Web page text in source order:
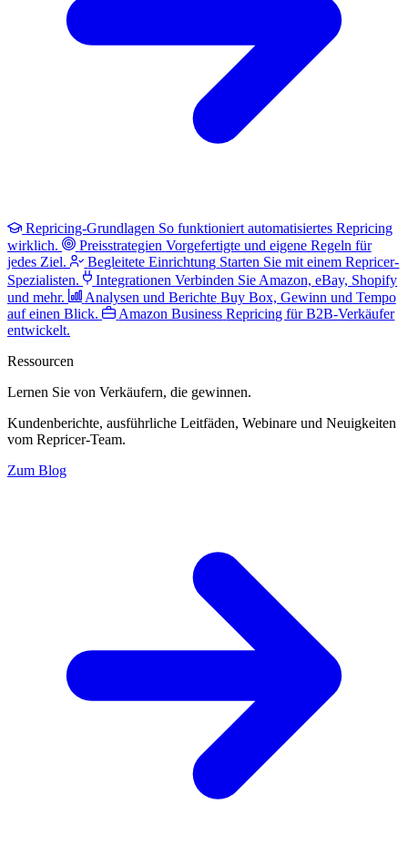
Repricing-Grundlagen So funktioniert automatisiertes Repricing
wirklich.
Preisstrategien Vorgefertigte und eigene Regeln für
jedes Ziel.
Begleitete Einrichtung Starten Sie mit einem Repricer-
Spezialisten.
Integrationen Verbinden Sie Amazon, eBay, Shopify
und mehr.
Analysen und Berichte Buy Box, Gewinn und Tempo
auf einen Blick.
Amazon Business Repricing für B2B-Verkäufer
entwickelt.
Ressourcen
Lernen Sie von Verkäufern, die gewinnen.
Kundenberichte, ausführliche Leitfäden, Webinare und Neuigkeiten
vom Repricer-Team.
Zum Blog